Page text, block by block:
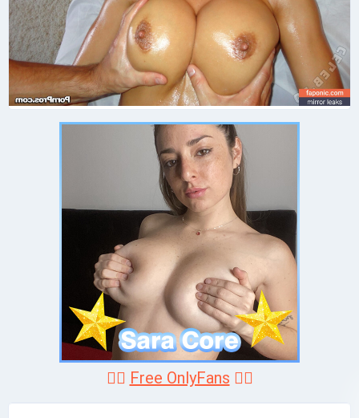
❤️‍🔥 Free OnlyFans ❤️‍🔥